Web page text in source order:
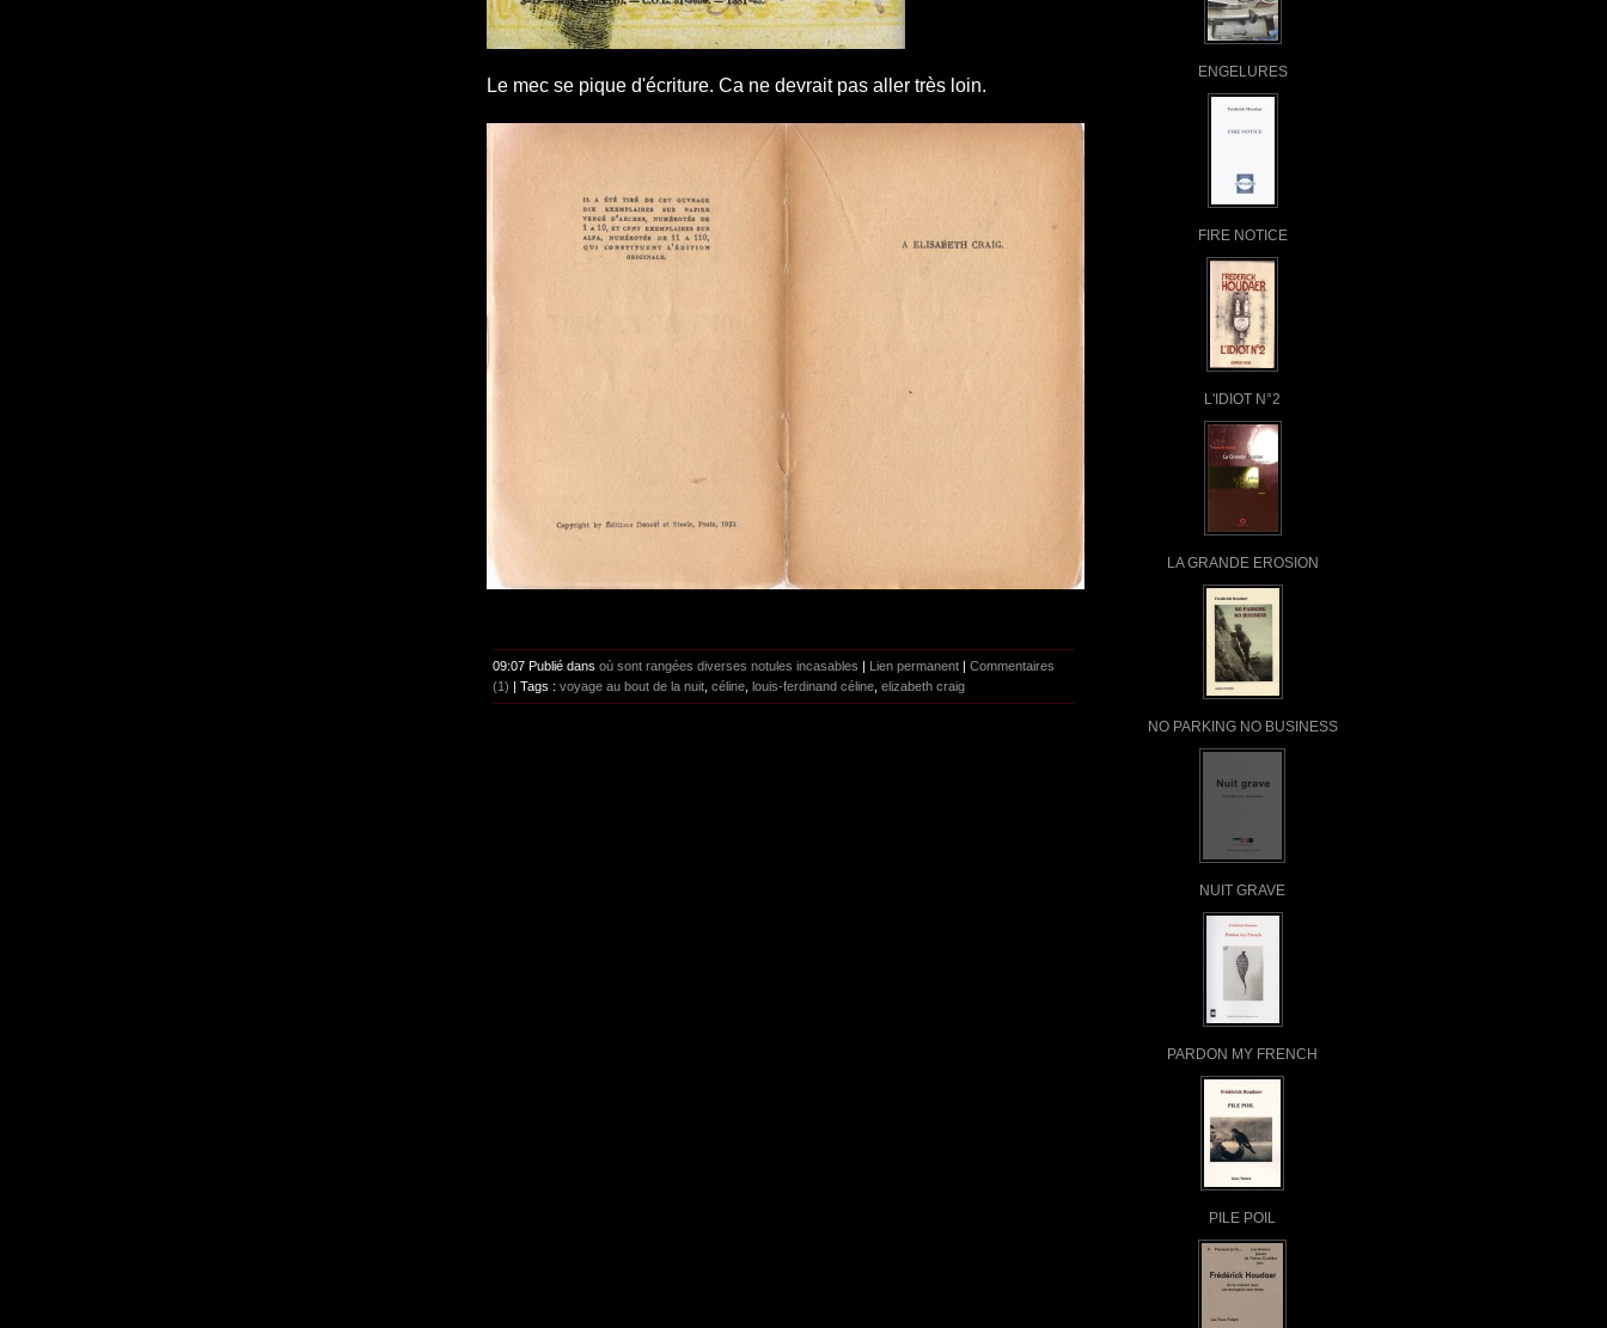
ENGELURES
FIRE NOTICE
L'IDIOT N°2
LA GRANDE EROSION
NO PARKING NO BUSINESS
NUIT GRAVE
PARDON MY FRENCH
PILE POIL
Le mec se pique d'écriture. Ca ne devrait pas aller très loin.
09:07 Publié dans où sont rangées diverses notules incasables Lien permanent
Commentaires
(1) | Tags : voyage au bout de la nuit céline louis-ferdinand céline elizabeth craig